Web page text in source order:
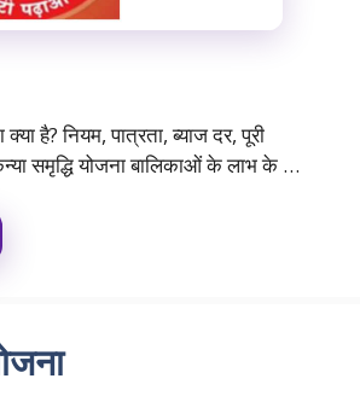
है? नियम, पात्रता, ब्याज दर, पूरी
समृद्धि योजना बालिकाओं के लाभ के …